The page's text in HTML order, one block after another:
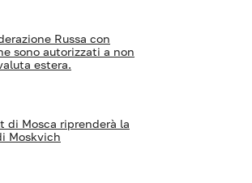
Russa con
sono autorizzati a non
estera.
di Mosca riprenderà la
Moskvich